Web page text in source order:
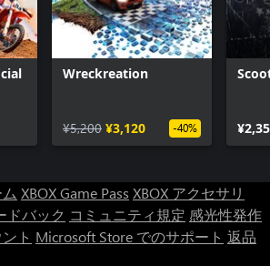
Wreckreation
¥5,200 ¥3,120 -40%
XBOX Game Pass XBOX アクセサリ
ドバック コミュニティ規定 感光性発作
ト Microsoft Store でのサポート 返品